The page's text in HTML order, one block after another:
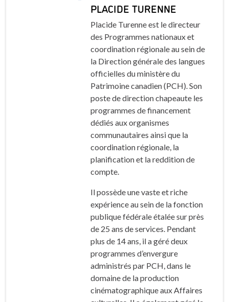
PLACIDE TURENNE
Placide Turenne est le directeur
des Programmes nationaux et
coordination régionale au sein de
la Direction générale des langues
officielles du ministère du
Patrimoine canadien (PCH). Son
poste de direction chapeaute les
programmes de financement
dédiés aux organismes
communautaires ainsi que la
coordination régionale, la
planification et la reddition de
compte.
Il possède une vaste et riche
expérience au sein de la fonction
publique fédérale étalée sur près
de 25 ans de services. Pendant
plus de 14 ans, il a géré deux
programmes d’envergure
administrés par PCH, dans le
domaine de la production
cinématographique aux Affaires